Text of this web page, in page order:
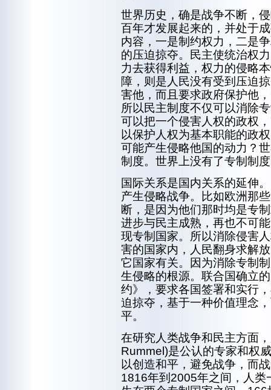
世界历史，确是战争不断，
百年才发展起来的，并处于
内容，一是制约权力，二是
的压迫掠夺。民主使统治权
力去获得利益，权力的侵略
障，则是人民没有受到压迫
害他，而且要求政府保护他
所以民主制度不仅可以消除
可以把一个侵害人权的政权
以保护人权为基本职能的政
可能产生侵略他国的动力？
制度。世界上没有了专制制
国际关系是国内关系的延伸
产生侵略战争。比如欧洲那
断，是因为他们那时均是专
进步与民主成熟，再也不可
现专制国家。所以消除侵害
害的国家内，人民翻身求解
它国家有关。因为消除专制
生侵略的根源。联合国确立
约》，要求各国签署和实行
迫掠夺，基于一种价值理念
平。
在研究人类战争和民主方面
Rummel)是公认的专家和权
以创造和平，避免战争，而
1816年到2005年之间，人